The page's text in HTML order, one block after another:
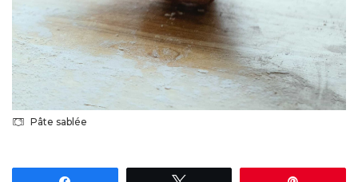
Pâte sablée